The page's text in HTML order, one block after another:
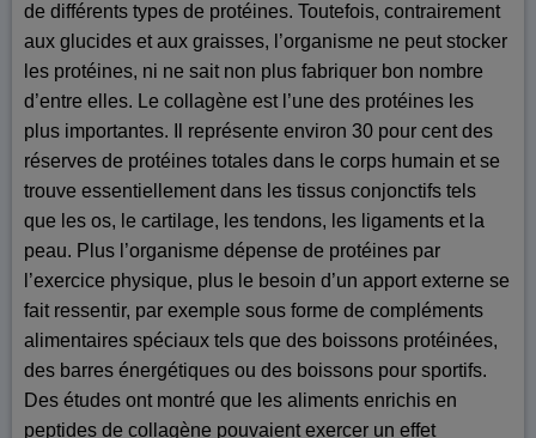
de différents types de protéines. Toutefois, contrairement
aux glucides et aux graisses, l’organisme ne peut stocker
les protéines, ni ne sait non plus fabriquer bon nombre
d’entre elles. Le collagène est l’une des protéines les
plus importantes. Il représente environ 30 pour cent des
réserves de protéines totales dans le corps humain et se
trouve essentiellement dans les tissus conjonctifs tels
que les os, le cartilage, les tendons, les ligaments et la
peau. Plus l’organisme dépense de protéines par
l’exercice physique, plus le besoin d’un apport externe se
fait ressentir, par exemple sous forme de compléments
alimentaires spéciaux tels que des boissons protéinées,
des barres énergétiques ou des boissons pour sportifs.
Des études ont montré que les aliments enrichis en
peptides de collagène pouvaient exercer un effet